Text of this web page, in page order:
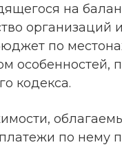
на
организаций
по
особенностей,
кодекса.
по нему